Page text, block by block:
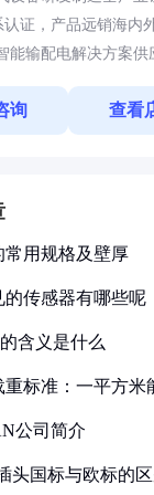
认证，产品远销海内
能输配电解决方案供
询 查看
常用规格及壁厚
的传感器有哪些呢
含义是什么
重标准：一平方米
公司简介
头国标与欧标的